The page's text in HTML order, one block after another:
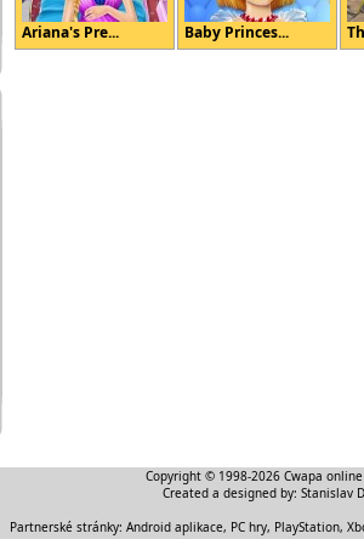
Ariana's Pre... Baby Princes...
Copyright © 1998-2026 Cwapa
Created a designed by: Stanislav
Partnerské stránky: Android aplikace, PC hry, PlayStation,